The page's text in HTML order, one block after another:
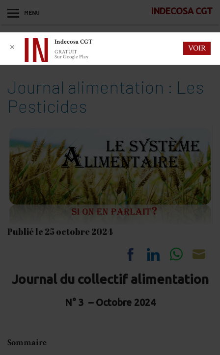
MENU INDECOSA CGT
Journal alimentation : Les
Pesticides
Publié le 25 octobre 2024
Share
on
Facebook
on
Share
on
on
Journal du collectif alimentation
N° 3 – Octobre 2024
Sommaire
✕
Indecosa CGT
GRATUIT
Sur Google Play
VOIR